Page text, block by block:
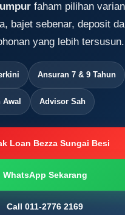
faham pilihan varian
bajet sebenar, deposit
yang lebih tersusun.
Ansuran 7 & 9 Tahun
Awal Advisor Sah
Loan Bezza Sungai Besi
WhatsApp Sekarang
Call 011-2776 2169